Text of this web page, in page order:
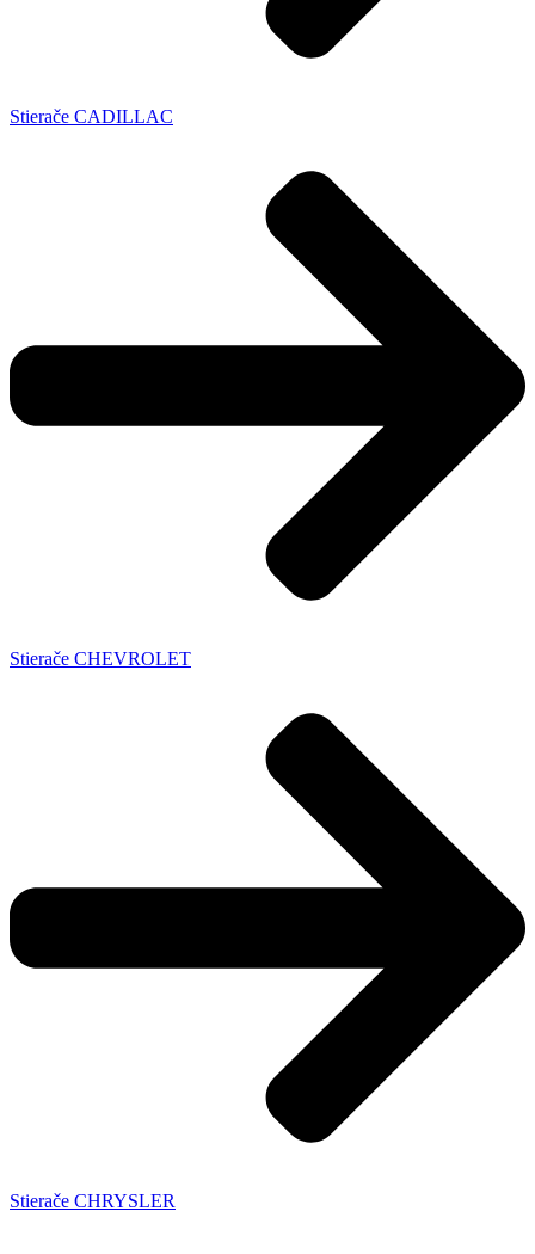
Stierače CADILLAC
Stierače CHEVROLET
Stierače CHRYSLER